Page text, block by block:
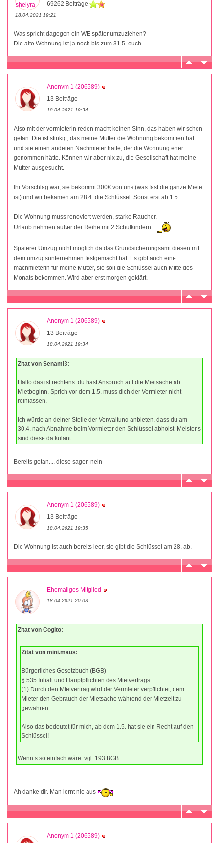
69262 Beiträge
18.04.2021 19:21
Was spricht dagegen ein WE später umzuziehen?
Die alte Wohnung ist ja noch bis zum 31.5. euch
Anonym 1 (206589)
13 Beiträge
18.04.2021 19:34
Also mit der vormieterin reden macht keinen Sinn, das haben wir schon
getan. Die ist stinkig, das meine Mutter die Wohnung bekommen hat
und sie einen anderen Nachmieter hatte, der die Wohnung eher
genommen hätte. Können wir aber nix zu, die Gesellschaft hat meine
Mutter ausgesucht.
Ihr Vorschlag war, sie bekommt 300€ von uns (was fast die ganze Miete
ist) und wir bekämen am 28.4. die Schlüssel. Sonst erst ab 1.5.
Die Wohnung muss renoviert werden, starke Raucher.
Urlaub nehmen außer der Reihe mit 2 Schulkindern
Späterer Umzug nicht möglich da das Grundsicherungsamt diesen mit
dem umzugsunternehmen festgemacht hat. Es gibt auch eine
machmieterin für meine Mutter, sie soll die Schlüssel auch Mitte des
Monats bekommen. Wird aber erst morgen geklärt.
Anonym 1 (206589)
13 Beiträge
18.04.2021 19:34
Zitat von Senami3:
Hallo das ist rechtens: du hast Anspruch auf die Mietsache ab
Mietbeginn. Sprich vor dem 1.5. muss dich der Vermieter nicht
reinlassen.
Ich würde an deiner Stelle der Verwaltung anbieten, dass du am
30.4. nach Abnahme beim Vormieter den Schlüssel abholst. Meistens
sind diese da kulant.
Bereits getan.... diese sagen nein
Anonym 1 (206589)
13 Beiträge
18.04.2021 19:35
Die Wohnung ist auch bereits leer, sie gibt die Schlüssel am 28. ab.
Ehemaliges Mitglied
18.04.2021 20:03
Zitat von Cogito:
Zitat von mini.maus:
Bürgerliches Gesetzbuch (BGB)
§ 535 Inhalt und Hauptpflichten des Mietvertrags
(1) Durch den Mietvertrag wird der Vermieter verpflichtet, dem
Mieter den Gebrauch der Mietsache während der Mietzeit zu
gewähren.
Also das bedeutet für mich, ab dem 1.5. hat sie ein Recht auf den
Schlüssel!
Wenn’s so einfach wäre: vgl. 193 BGB
Ah danke dir. Man lernt nie aus
Anonym 1 (206589)